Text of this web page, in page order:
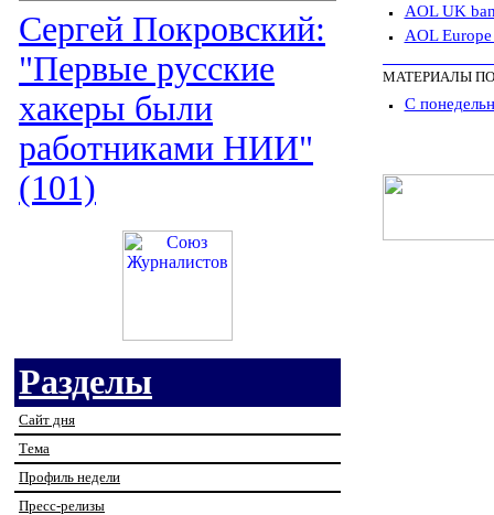
Сергей Покровский:
"Первые русские
хакеры были
работниками НИИ"
(101)
Разделы
Сайт дня
Тема
Профиль недели
Пресс-релизы
AOL UK
AOL
МАТЕРИАЛЫ
С